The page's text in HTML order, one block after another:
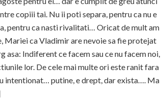
copiii tai. Nu ii poti separa, pentru ca nu e
pentru ca nasti rivalitati… Oricat de mult am
Mariei ca Vladimir are nevoie sa fie protejat
Indiferent ce facem sau ce nu facem noi,
lor. De cele mai multe ori este ranit fara
intentionat… putine, e drept, dar exista…. Ma